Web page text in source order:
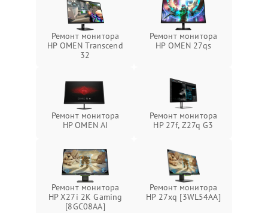
Ремонт монитора
HP OMEN Transcend
32
Ремонт монитора
HP OMEN 27qs
Ремонт монитора
HP OMEN AI
Ремонт монитора
HP 27f, Z27q G3
Ремонт монитора
HP X27i 2K Gaming
[8GC08AA]
Ремонт монитора
HP 27xq [3WL54AA]